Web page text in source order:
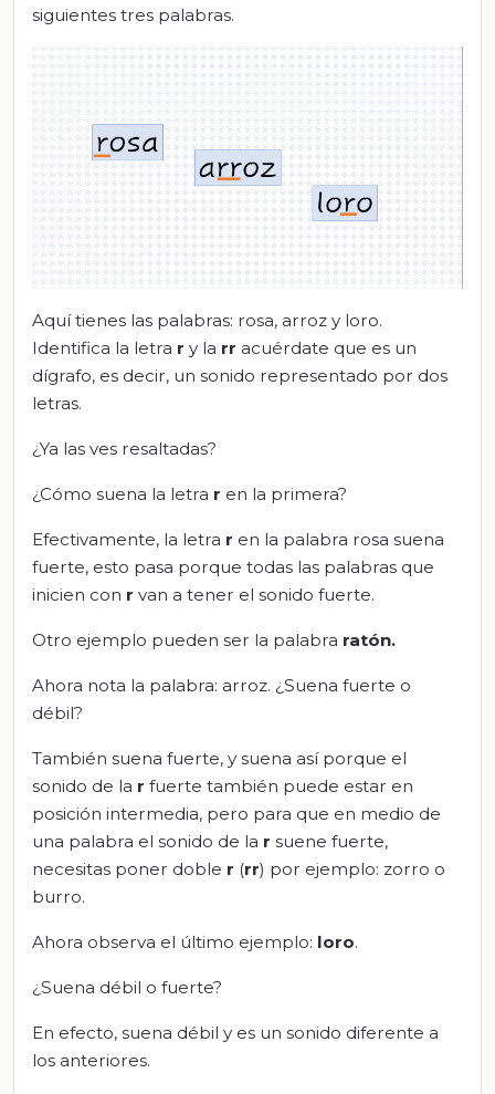
siguientes tres palabras.
Aquí tienes las palabras: rosa, arroz y loro.
Identifica la letra r y la rr acuérdate que es un
dígrafo, es decir, un sonido representado por dos
letras.
¿Ya las ves resaltadas?
¿Cómo suena la letra r en la primera?
Efectivamente, la letra r en la palabra rosa suena
fuerte, esto pasa porque todas las palabras que
inicien con r van a tener el sonido fuerte.
Otro ejemplo pueden ser la palabra ratón.
Ahora nota la palabra: arroz. ¿Suena fuerte o
débil?
También suena fuerte, y suena así porque el
sonido de la r fuerte también puede estar en
posición intermedia, pero para que en medio de
una palabra el sonido de la r suene fuerte,
necesitas poner doble r (rr) por ejemplo: zorro o
burro.
Ahora observa el último ejemplo: loro.
¿Suena débil o fuerte?
En efecto, suena débil y es un sonido diferente a
los anteriores.